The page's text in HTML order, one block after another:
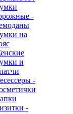
-
на
и
-
-